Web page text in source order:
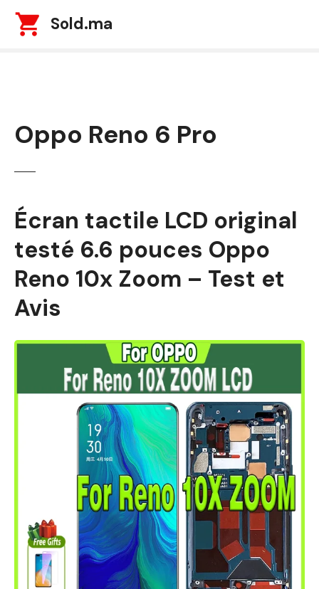
Sold.ma
Oppo Reno 6 Pro
Écran tactile LCD original
testé 6.6 pouces Oppo
Reno 10x Zoom – Test et
Avis